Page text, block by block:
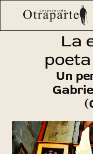
Saltar
Otraparte.org/ Agenda
La
Un